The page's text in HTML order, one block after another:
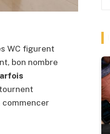
WC figurent
bon nombre
commencer